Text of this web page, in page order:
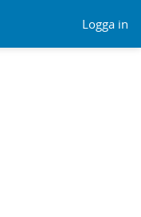
Logga in